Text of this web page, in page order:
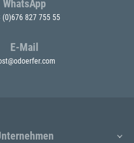
WhatsApp
(0)676 827 755 55
E-Mail